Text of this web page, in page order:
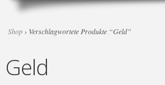
Shop › Verschlagwortete Produkte “Geld”
Geld